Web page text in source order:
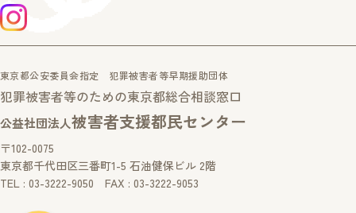
東京都公安委員会指定 犯罪被害者等早期援助団体
犯罪被害者等のための東京都総合相談窓口
公益社団法人被害者支援都民センター
〒102-0075
東京都千代田区三番町1-5 石油健保ビル 2階
TEL : 03-3222-9050 FAX : 03-3222-9053